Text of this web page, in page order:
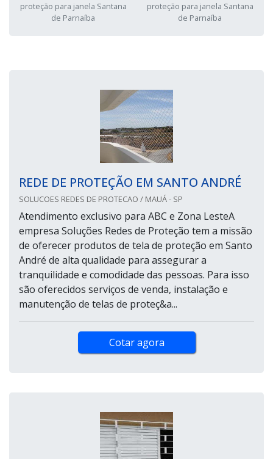
proteção para janela Santana
de Parnaíba
proteção para janela Santana
de Parnaíba
REDE DE PROTEÇÃO EM SANTO ANDRÉ
SOLUCOES REDES DE PROTECAO / MAUÁ - SP
Atendimento exclusivo para ABC e Zona LesteA
empresa Soluções Redes de Proteção tem a missão
de oferecer produtos de tela de proteção em Santo
André de alta qualidade para assegurar a
tranquilidade e comodidade das pessoas. Para isso
são oferecidos serviços de venda, instalação e
manutenção de telas de proteç&a...
Cotar agora